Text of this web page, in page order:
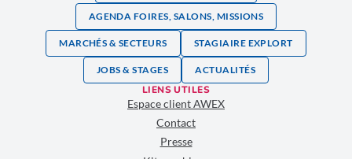
AGENDA FOIRES, SALONS, MISSIONS
MARCHÉS & SECTEURS STAGIAIRE EXPLORT
JOBS & STAGES ACTUALITÉS
LIENS UTILES
Espace client AWEX
Contact
Presse